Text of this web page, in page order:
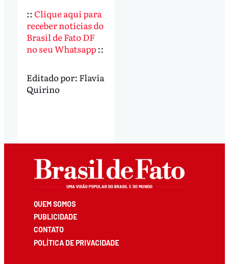
:: Clique aqui para
receber notícias do
Brasil de Fato DF
no seu Whatsapp::
Editado por: Flavia
Quirino
QUEM SOMOS
PUBLICIDADE
CONTATO
POLÍTICA DE PRIVACIDADE